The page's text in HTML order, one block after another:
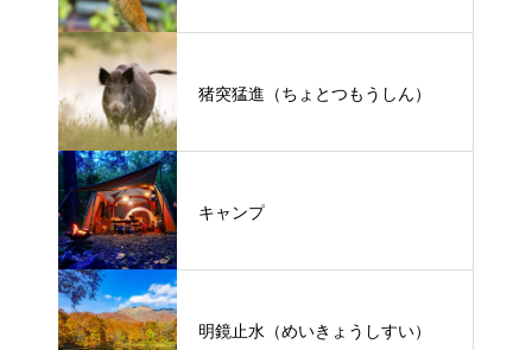
猪突猛進（ちょとつもうしん）
キャンプ
明鏡止水（めいきょうしすい）